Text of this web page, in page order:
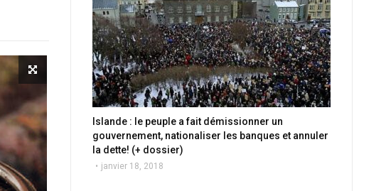
Islande : le peuple a fait démissionner un
gouvernement, nationaliser les banques et annuler
la dette! (+ dossier)
janvier 18, 2018